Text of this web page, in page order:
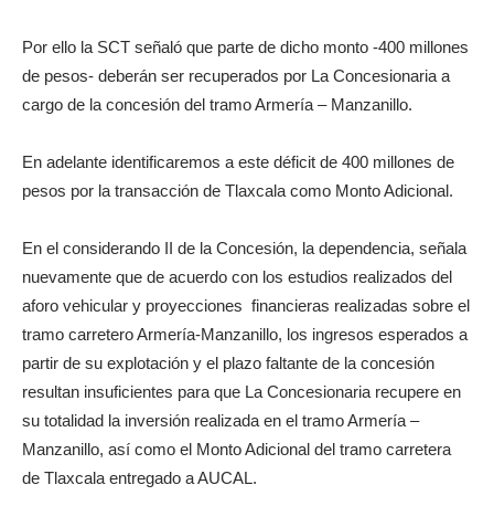
Por ello la SCT señaló que parte de dicho monto -400 millones
de pesos- deberán ser recuperados por La Concesionaria a
cargo de la concesión del tramo Armería – Manzanillo.
En adelante identificaremos a este déficit de 400 millones de
pesos por la transacción de Tlaxcala como Monto Adicional.
En el considerando II de la Concesión, la dependencia, señala
nuevamente que de acuerdo con los estudios realizados del
aforo vehicular y proyecciones financieras realizadas sobre el
tramo carretero Armería-Manzanillo, los ingresos esperados a
partir de su explotación y el plazo faltante de la concesión
resultan insuficientes para que La Concesionaria recupere en
su totalidad la inversión realizada en el tramo Armería –
Manzanillo, así como el Monto Adicional del tramo carretera
de Tlaxcala entregado a AUCAL.